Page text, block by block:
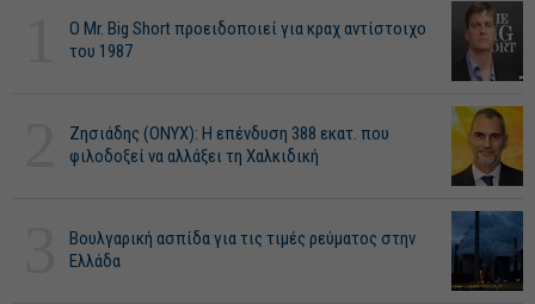
O Mr. Big Short προειδοποιεί για κραχ αντίστοιχο
του 1987
Ζησιάδης (ONYX): Η επένδυση 388 εκατ. που
φιλοδοξεί να αλλάξει τη Χαλκιδική
Βουλγαρική ασπίδα για τις τιμές ρεύματος στην
Ελλάδα